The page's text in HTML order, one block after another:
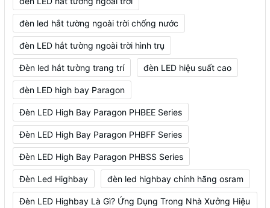
đèn led hắt tường ngoài trời chống nước
đèn LED hắt tường ngoài trời hình trụ
Đèn led hắt tường trang trí đèn LED hiệu suất cao
đèn LED high bay Paragon
Đèn LED High Bay Paragon PHBEE Series
Đèn LED High Bay Paragon PHBFF Series
Đèn LED High Bay Paragon PHBSS Series
Đèn Led Highbay đèn led highbay chính hãng osram
Đèn LED Highbay Là Gì? Ứng Dụng Trong Nhà Xưởng Hiệu